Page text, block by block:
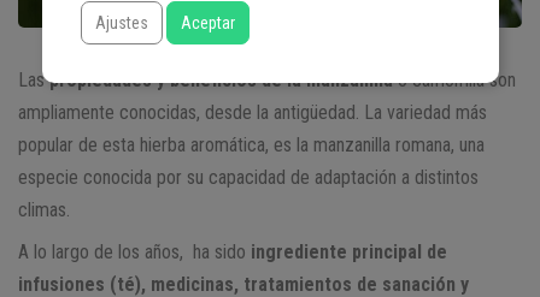
Laspropiedades y beneficios de la manzanillao camomila son
ampliamente conocidas, desde la antigüedad. La variedad más
popular de esta hierba aromática, es la manzanilla romana, una
especie conocida por su capacidad de adaptación a distintos
climas.
A lo largo de los años, ha sido ingrediente principal de
infusiones (té), medicinas, tratamientos de sanación y
Ajustes Aceptar